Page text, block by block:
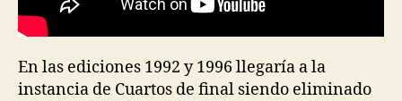
En las ediciones 1992 y 1996 llegaría a la
instancia de Cuartos de final siendo eliminado